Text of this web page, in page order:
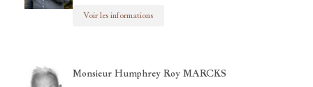
Voir les informations
Monsieur Humphrey Roy MARCKS